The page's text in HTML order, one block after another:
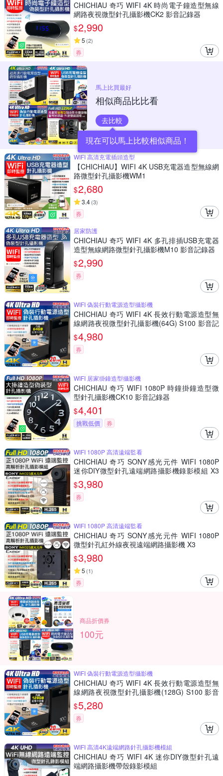
CHICHIAU 奇巧 WIFI 4K 時尚電子鐘造型無線
網路夜視微型針孔攝影機CK2 影音記錄器
$2,990
5 (2)
券
馬上比買最好
相似商品比比看
去比較
現在可以馬上比較相似商品！
WIFI 高清充電插頭造型
【CHICHIAU】WIFI 4K USB充電器造型無線網
路微型針孔攝影機WM1
$2,680
3.4(3)
券
居家防護
CHICHIAU 奇巧 WIFI 4K 多孔排插USB充電器
造型無線網路微型針孔攝影機M10 影音記錄器
$2,990
券
WIFI 偽裝行動電源造型攝影機
CHICHIAU 奇巧 WIFI 4K 長效行動電源造型無
線網路夜視微型針孔攝影機(64G) S100 影音記
錄器
$4,980
券
WIFI 居家掛鐘造型攝影機
CHICHIAU 奇巧 WIFI 1080P 時鐘掛鐘造型微
型針孔攝影機CK10 影音記錄器
$4,401
挑戰低價 券
WIFI 1080P 高清遠端監看
CHICHIAU 奇巧 SONY感光元件 WIFI 1080P
迷你DIY微型針孔遠端網路攝影機錄影模組 X3
M
$3,980
券
WIFI 1080P 高清遠端監看
CHICHIAU 奇巧 SONY感光元件 WIFI 1080P
微型針孔紅外線夜視遠端網路攝影機 X3
$3,980
5 (1)
券
商品折價券
100元
WIFI 偽裝行動電源造型攝影機
CHICHIAU 奇巧 WIFI 4K 長效行動電源造型無
線網路夜視微型針孔攝影機(128G) S100 影音
記錄器
$5,280
券
WIFI 高清4K遠端網路針孔攝影機模組
CHICHIAU 奇巧 WIFI 4K 迷你DIY微型針孔遠
端網路攝影機帶殼錄影模組